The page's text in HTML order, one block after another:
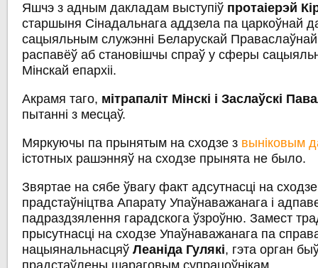
Яшчэ з адным дакладам выступіў протаіерэй
старшыня Сінадальнага аддзела па царкоўнай
сацыяльным служэнні Беларускай
распавёў аб становішчы спраў у сферы
Мінскай епархіі.
Акрамя таго, мітрапаліт Мінскі і Заслаўскі
пытанні з месцаў.
Мяркуючы па прынятым на сходзе з выніковым
істотных рашэнняў на сходзе прынята не было.
Звяртае на сябе ўвагу факт адсутнасці на
прадстаўніцтва Апарату Упаўнаважанага і
падраздзялення гарадскога ўзроўню. Замест
прысутнасці на сходзе Упаўнаважанага па
нацыянальнасцяўЛеаніда Гулякі, гэта орган